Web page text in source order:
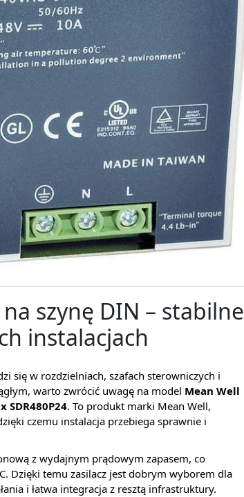
szynę DIN – stabilne
instalacjach
się w rozdzielniach, szafach sterowniczych i
warto zwrócić uwagę na model Mean Well
SDR480P24. To produkt marki Mean Well,
czemu instalacja przebiega sprawnie i
z wydajnym prądowym zapasem, co
Dzięki temu zasilacz jest dobrym wyborem dla
i łatwa integracja z resztą infrastruktury.